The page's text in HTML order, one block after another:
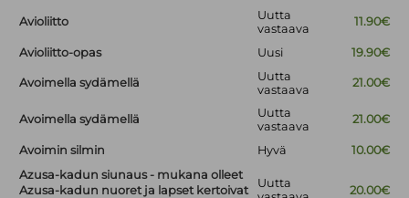
Avioliitto
Uutta
vastaava
11.90€
Avioliitto-opas Uusi 19.90€
Avoimella sydämellä
Uutta
vastaava
21.00€
Avoimella sydämellä
Uutta
vastaava
21.00€
Avoimin silmin Hyvä
10.00€
Azusa-kadun siunaus - mukana olleet
Azusa-kadun nuoret ja lapset kertoivat
Uutta
20.00€